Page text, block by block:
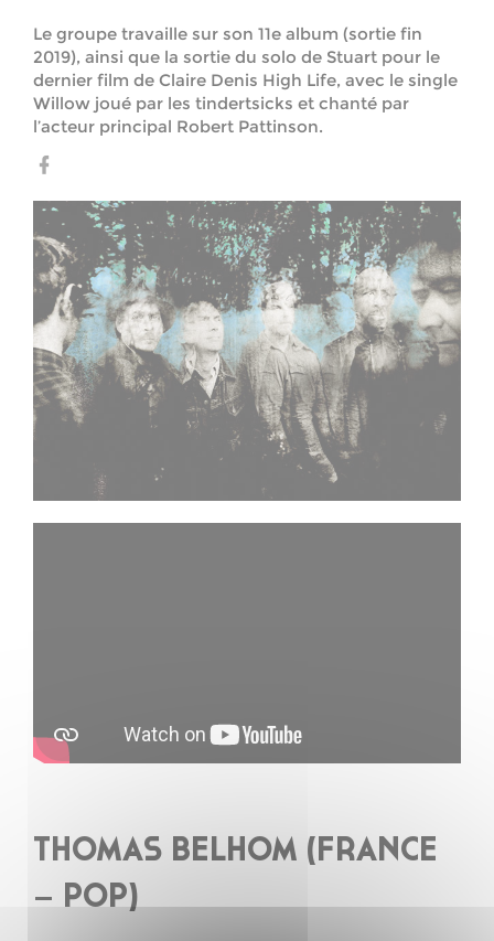
Le groupe travaille sur son 11e album (sortie fin
2019), ainsi que la sortie du solo de Stuart pour le
dernier film de Claire Denis High Life, avec le single
Willow joué par les tindertsicks et chanté par
l’acteur principal Robert Pattinson.
THOMAS BELHOM (FRANCE
– POP)